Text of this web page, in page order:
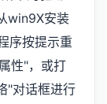
win9X安装
序按提示重
性"，或打
"对话框进行